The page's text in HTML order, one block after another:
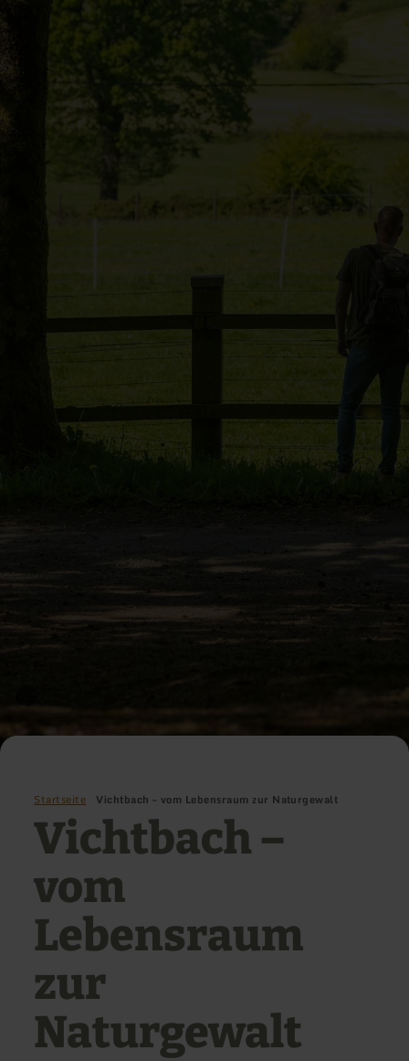
Startseite Vichtbach – vom Lebensraum zur Naturgewalt
Vichtbach –
vom
Lebensraum
zur
Naturgewalt